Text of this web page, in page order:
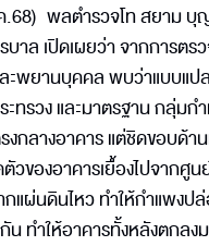
.68) พลตำรวจโท สยาม
าล เปิดเผยว่า จากการต
ะพยานบุคคล พบว่าแบบแป
ทรวง และมาตรฐาน กลุ่ม
งกลางอาคาร แต่ชิดขอบด้า
วของอาคารเยื้องไปจากศู
กแผ่นดินไหว ทำให้กำแพงป
ทำให้อาคารทั้งหลังตกลง